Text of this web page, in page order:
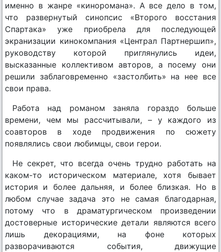
именно в жанре «киноромана». А все дело в том,
что развернутый синопсис «Второго восстания
Спартака» уже приобрела для последующей
экранизации кинокомпания «Централ Партнершип»,
руководству которой приглянулись идеи,
высказанные коллективом авторов, а посему они
решили заблаговременно «застолбить» на нее все
свои права.
Работа над романом заняла гораздо больше
времени, чем мы рассчитывали, – у каждого из
соавторов в ходе продвижения по сюжету
появлялись свои любимцы, свои герои.
Не секрет, что всегда очень трудно работать на
каком-то историческом материале, хотя бывает
история и более дальняя, и более близкая. Но в
любом случае задача это не самая благодарная,
потому что в драматургическом произведении
достоверные исторические детали являются всего
лишь декорациями, на фоне которых
разворачиваются события, движущие